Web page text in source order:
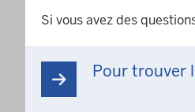
Si vous avez des
Pour trouver